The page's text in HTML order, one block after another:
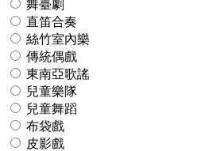
舞臺劇
直笛合奏
絲竹室內樂
傳統偶戲
東南亞歌謠
兒童樂隊
兒童舞蹈
布袋戲
皮影戲